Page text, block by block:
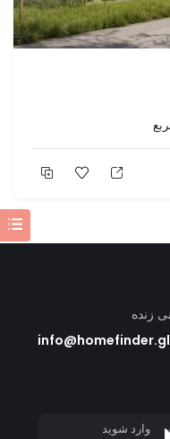
زنده
وارد شوید